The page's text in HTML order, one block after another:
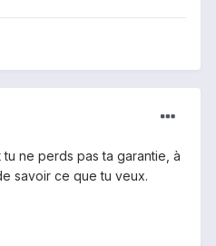
ne perds pas ta garantie, à
savoir ce que tu veux.